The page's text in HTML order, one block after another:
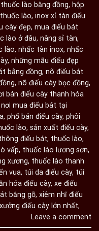
lào bằng đồng, hộp
lào, inox xỉ tàn điếu
cày đẹp, mua điếu bát
lào ở đâu, nâng sỉ tàn,
lào, nhấc tàn inox, nhấc
, những mẫu điếu đẹp
bằng đồng, nõ điếu bát
, nõ điếu cày bọc đồng,
bán điếu cày thanh hóa
nơi mua điếu bát tại
, phố bán điếu cày, phôi
lào, sản xuất điếu cày,
điếu bát, thuốc lào,
vấp, thuốc lào lương sơn,
xương, thuốc lào thanh
vua, túi da điếu cày, túi
hóa điếu cày, xe điếu
bằng gỗ, xiêm nhĩ điếu
xưởng điếu cày lớn nhất,
Leave a comment